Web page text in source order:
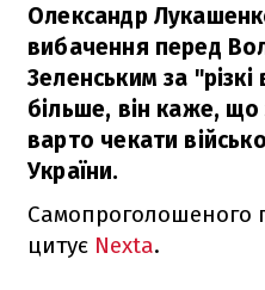
Олександр
вибачення перед
Зеленським за
більше, він каже, що
варто чекати
України.
Самопроголошеного
цитує Nexta.